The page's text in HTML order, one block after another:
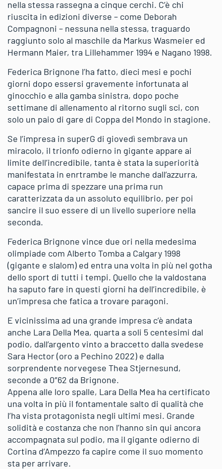
nella stessa rassegna a cinque cerchi. C’è chi
riuscita in edizioni diverse – come Deborah
Compagnoni – nessuna nella stessa, traguardo
raggiunto solo al maschile da Markus Wasmeier ed
Hermann Maier, tra Lillehammer 1994 e Nagano 1998.
Federica Brignone l’ha fatto, dieci mesi e pochi
giorni dopo essersi gravemente infortunata al
ginocchio e alla gamba sinistra, dopo poche
settimane di allenamento al ritorno sugli sci, con
solo un paio di gare di Coppa del Mondo in stagione.
Se l’impresa in superG di giovedì sembrava un
miracolo, il trionfo odierno in gigante appare ai
limite dell’incredibile, tanta è stata la superiorità
manifestata in enrtrambe le manche dall’azzurra,
capace prima di spezzare una prima run
caratterizzata da un assoluto equilibrio, per poi
sancire il suo essere di un livello superiore nella
seconda.
Federica Brignone vince due ori nella medesima
olimpiade com Alberto Tomba a Calgary 1998
(gigante e slalom) ed entra una volta in più nel gotha
dello sport di tutti i tempi. Quello che la valdostana
ha saputo fare in questi giorni ha dell’incredibile, è
un’impresa che fatica a trovare paragoni.
E vicinissima ad una grande impresa c’è andata
anche Lara Della Mea, quarta a soli 5 centesimi dal
podio, dall’argento vinto a braccetto dalla svedese
Sara Hector (oro a Pechino 2022) e dalla
sorprendente norvegese Thea Stjernesund,
seconde a 0″62 da Brignone.
Appena alle loro spalle, Lara Della Mea ha certificato
una volta in più il fontamentale salto di qualità che
l’ha vista protagonista negli ultimi mesi. Grande
solidità e costanza che non l’hanno sin qui ancora
accompagnata sul podio, ma il gigante odierno di
Cortina d’Ampezzo fa capire come il suo momento
sta per arrivare.